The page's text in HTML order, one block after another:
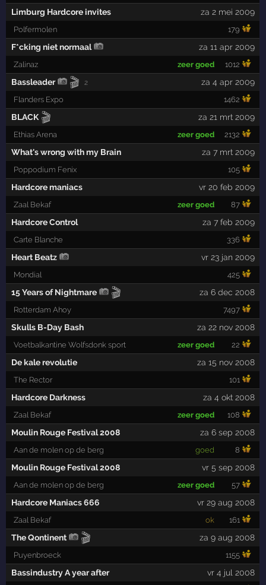
Limburg Hardcore invites za 2 mei 2009
Polfermolen 179
F*cking niet normaal za 11 apr 2009
Zalinaz zeer goed 1012
Bassleader 🎬 2 za 4 apr 2009
Flanders Expo 1462
BLACK 🎬 za 21 mrt 2009
Ethias Arena zeer goed 2132
What's wrong with my Brain za 7 mrt 2009
Poppodium Fenix 105
Hardcore maniacs vr 20 feb 2009
Zaal Bekaf zeer goed 87
Hardcore Control za 7 feb 2009
Carte Blanche 336
Heart Beatz vr 23 jan 2009
Mondial 425
15 Years of Nightmare 🎬 za 6 dec 2008
Rotterdam Ahoy 7497
Skulls B-Day Bash za 22 nov 2008
Voetbalkantine Wolfsdonk sport zeer goed 22
De kale revolutie za 15 nov 2008
The Rector 101
Hardcore Darkness za 4 okt 2008
Zaal Bekaf zeer goed 108
Moulin Rouge Festival 2008 za 6 sep 2008
Aan de molen op de berg goed 8
Moulin Rouge Festival 2008 vr 5 sep 2008
Aan de molen op de berg zeer goed 57
Hardcore Maniacs 666 vr 29 aug 2008
Zaal Bekaf ok 161
The Qontinent 🎬 za 9 aug 2008
Puyenbroeck 1155
Bassindustry A year after vr 4 jul 2008